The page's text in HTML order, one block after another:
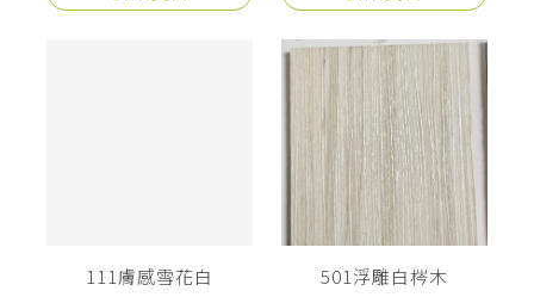
111膚感雪花白 501浮雕白梣木